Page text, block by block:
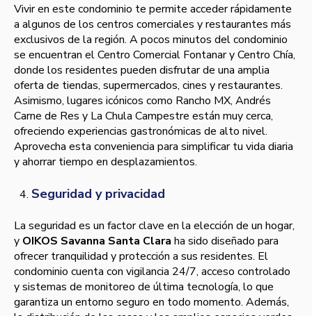
Vivir en este condominio te permite acceder rápidamente
a algunos de los centros comerciales y restaurantes más
exclusivos de la región. A pocos minutos del condominio
se encuentran el Centro Comercial Fontanar y Centro Chía,
donde los residentes pueden disfrutar de una amplia
oferta de tiendas, supermercados, cines y restaurantes.
Asimismo, lugares icónicos como Rancho MX, Andrés
Carne de Res y La Chula Campestre están muy cerca,
ofreciendo experiencias gastronómicas de alto nivel.
Aprovecha esta conveniencia para simplificar tu vida diaria
y ahorrar tiempo en desplazamientos.
Seguridad y privacidad
La seguridad es un factor clave en la elección de un hogar,
y OIKOS Savanna Santa Clara ha sido diseñado para
ofrecer tranquilidad y protección a sus residentes. El
condominio cuenta con vigilancia 24/7, acceso controlado
y sistemas de monitoreo de última tecnología, lo que
garantiza un entorno seguro en todo momento. Además,